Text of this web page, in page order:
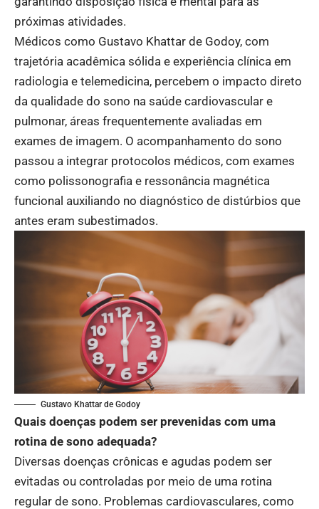
próximas atividades.
Médicos como Gustavo Khattar de Godoy, com
trajetória acadêmica sólida e experiência clínica em
radiologia e telemedicina, percebem o impacto direto
da qualidade do sono na saúde cardiovascular e
pulmonar, áreas frequentemente avaliadas em
exames de imagem. O acompanhamento do sono
passou a integrar protocolos médicos, com exames
como polissonografia e ressonância magnética
funcional auxiliando no diagnóstico de distúrbios que
antes eram subestimados.
Gustavo Khattar de Godoy
Quais doenças podem ser prevenidas com uma
rotina de sono adequada?
Diversas doenças crônicas e agudas podem ser
evitadas ou controladas por meio de uma rotina
regular de sono. Problemas cardiovasculares, como